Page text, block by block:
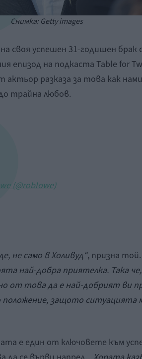
Снимка: Getty images
своя успешен 31-годишен брак
епизод на подкаста Table for
актьор разказа за това как
трайна любов.
(@roblowe)
не само в Холивуд“, призна
най-добра приятелка. Така
от това да е най-добрият ви
положение, защото ситуацията
е един от ключовете към